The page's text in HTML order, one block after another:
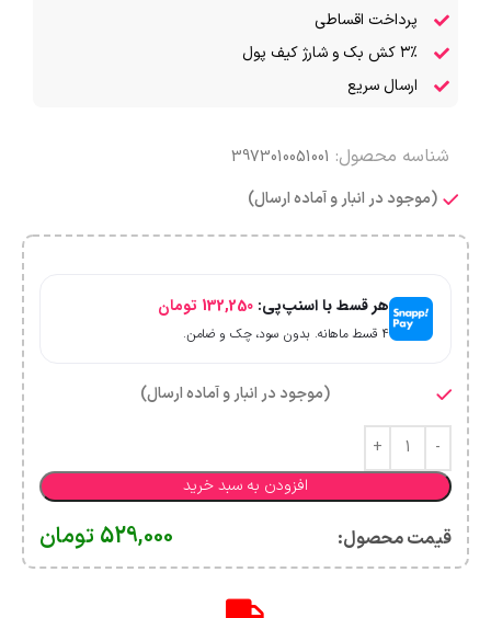
پرداخت اقساطی
۳٪ کش بک و شارژ کیف پول
ارسال سریع
شناسه محصول: 3973010051001
(موجود در انبار و آماده ارسال)
هر قسط با اسنپ‌پی: 132,250 تومان
۴ قسط ماهانه. بدون سود، چک و ضامن.
(موجود در انبار و آماده ارسال)
افزودن به سبد خرید
قیمت محصول:​ 529,000 تومان